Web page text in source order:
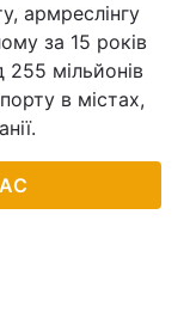
армреслінгу
за 15 років
255 мільйонів
в містах,